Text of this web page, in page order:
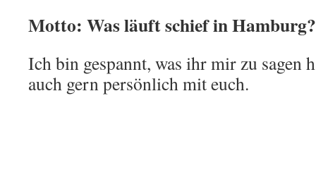
Motto: Was läuft schief in Hamburg?
Ich bin gespannt, was ihr mir zu sagen
auch gern persönlich mit euch.